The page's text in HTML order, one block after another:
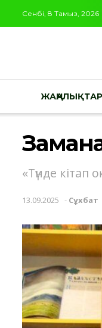
Сенбі, 8 Тамыз, 2026
ЖАҢАЛЫҚТАР
«Түнде кітап
13.09.2025 - Сұхбат